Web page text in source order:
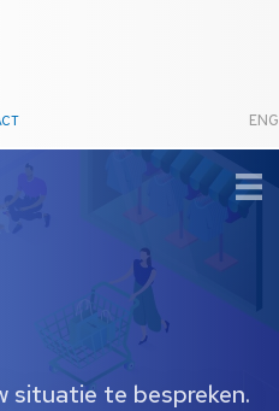
ENG
situatie te bespreken.